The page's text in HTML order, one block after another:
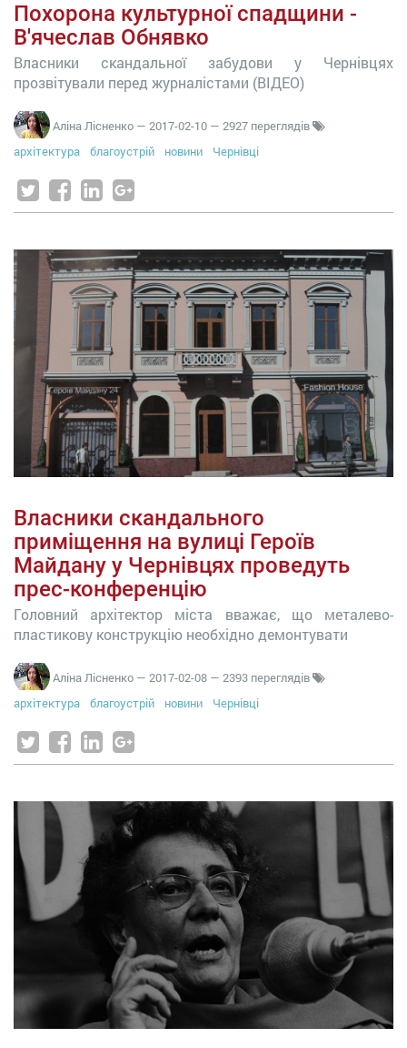
Похорона культурної спадщини -
В'ячеслав Обнявко
Власники скандальної забудови у Чернівцях
прозвітували перед журналістами (ВІДЕО)
Аліна Лісненко — 2017-02-10 — 2927 переглядів
архітектура
благоустрій новини Чернівці
Власники скандального
приміщення на вулиці Героїв
Майдану у Чернівцях проведуть
прес-конференцію
Головний архітектор міста вважає, що металево-
пластикову конструкцію необхідно демонтувати
Аліна Лісненко — 2017-02-08 — 2393 переглядів
архітектура
благоустрій новини Чернівці